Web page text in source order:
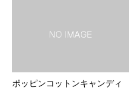
ポッピンコットンキャンディ